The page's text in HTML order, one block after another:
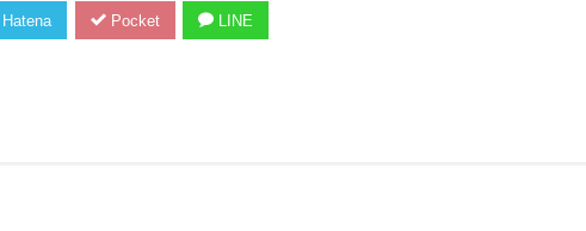
Hatena Pocket LINE